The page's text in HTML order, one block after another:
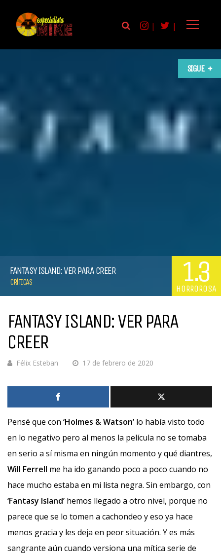
| |
SIGUE
FANTASY ISLAND: VER PARA CREER
CRÍTICAS 1.3
HORROROSA
FANTASY ISLAND: VER PARA
CREER
Félix Esteban 17 de febrero de 2020
Pensé que con ‘Holmes & Watson’ lo había visto todo
en lo negativo pero al menos la película no se tomaba
en serio a sí misma en ningún momento y qué diantres,
Will Ferrell me ha ido ganando poco a poco cuando no
hace mucho estaba en mi lista negra. Sin embargo, con
‘Fantasy Island’ hemos llegado a otro nivel, porque no
parece que se lo tomen a cachondeo y eso ya hace
menos gracia y les deja en peor situación. Y es más
sangrante aún cuando versiona una mítica serie de